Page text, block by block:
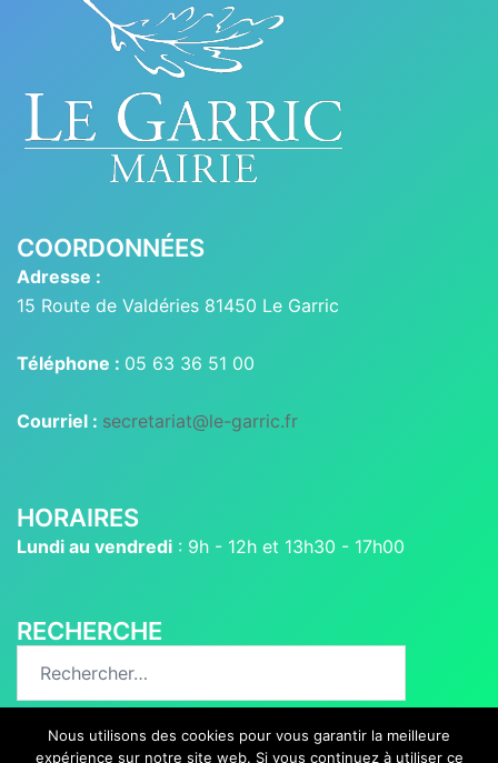
COORDONNÉES
Adresse :
15 Route de Valdéries 81450 Le Garric
Téléphone : 05 63 36 51 00
Courriel : secretariat@le-garric.fr
HORAIRES
Lundi au vendredi : 9h - 12h et 13h30 - 17h00
RECHERCHE
Nous utilisons des cookies pour vous garantir la meilleure
expérience sur notre site web. Si vous continuez à utiliser ce